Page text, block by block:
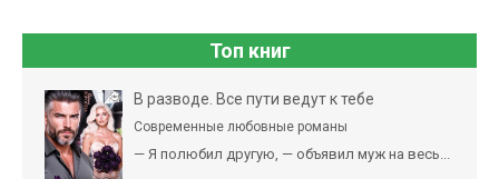
Топ книг
В разводе. Все пути ведут к тебе
Современные любовные романы
— Я полюбил другую, — объявил муж на весь...